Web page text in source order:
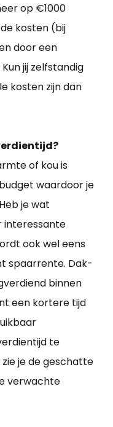
op €1000
kosten (bij
door een
jij zelfstandig
kosten zijn dan
of kou is
waardoor je
je wat
interessante
ook wel eens
spaarrente. Dak-
binnen
een kortere tijd
te
je de geschatte
verwachte